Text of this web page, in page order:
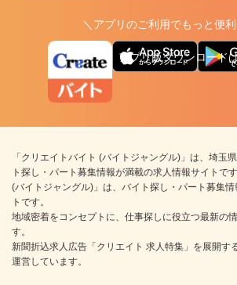
＼アプリのご利用でもっと便
アプリ版ダウンロード
「クリエイトバイト (バイトジャングル)」は、埼玉
ト探し・パート募集情報が満載の求人情報サイトで
(バイトジャングル)」は、バイト探し・パート募集
トです。
地域密着をコンセプトに、仕事探しに役立つ最新の
す。
新聞折込求人広告「クリエイト 求人特集」を展開す
運営しています。